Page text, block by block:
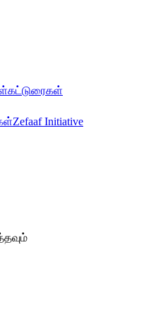
கட்டுரைகள்
Zefaaf Initiative